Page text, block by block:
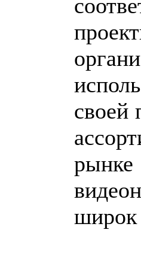
своей
широк